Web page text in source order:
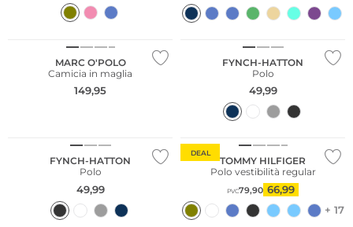
MARC O'POLO
Camicia in maglia
149,95
Taglie grandi
FYNCH-HATTON
Polo
49,99
FYNCH-HATTON
Polo
49,99
DEAL
Sostenibile
TOMMY HILFIGER
Polo vestibilità regular
PVC79,90 66,99
+ 17
Sostenibile